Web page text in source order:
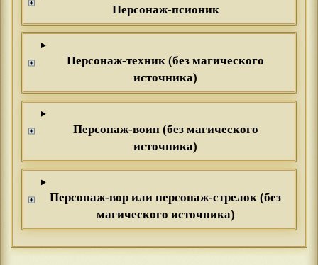
Персонаж-псионик
Персонаж-техник (без магического
источника)
Персонаж-воин (без магического
источника)
Персонаж-вор или персонаж-стрелок (без
магического источника)